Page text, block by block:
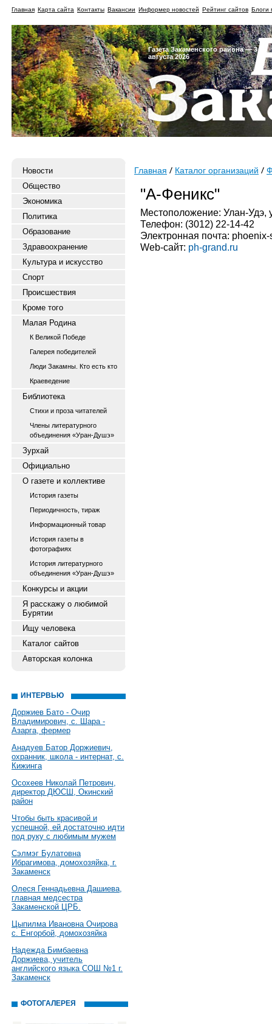
Главная Карта сайта Контакты Вакансии Информер новостей Рейтинг сайтов Блоги
Газета Закаменского района — 3
августа 2026
Новости
Общество
Экономика
Политика
Образование
Здравоохранение
Культура и искусство
Спорт
Происшествия
Кроме того
Малая Родина
К Великой Победе
Галерея победителей
Люди Закамны. Кто есть кто
Краеведение
Библиотека
Стихи и проза читателей
Члены литературного
объединения «Уран-Душэ»
Зурхай
Официально
О газете и коллективе
История газеты
Периодичность, тираж
Информационный товар
История газеты в
фотографиях
История литературного
объединения «Уран-Душэ»
Конкурсы и акции
Я расскажу о любимой
Бурятии
Ищу человека
Каталог сайтов
Авторская колонка
ИНТЕРВЬЮ
Доржиев Бато - Очир
Владимирович, с. Шара -
Азарга, фермер
Анадуев Батор Доржиевич,
охранник, школа - интернат, с.
Кижинга
Осохеев Николай Петрович,
директор ДЮСШ, Окинский
район
Чтобы быть красивой и
успешной, ей достаточно идти
под руку с любимым мужем
Сэлмэг Булатовна
Ибрагимова, домохозяйка, г.
Закаменск
Олеся Геннадьевна Дашиева,
главная медсестра
Закаменской ЦРБ.
Цыпилма Ивановна Очирова
с. Енгорбой, домохозяйка
Надежда Бимбаевна
Доржиева, учитель
английского языка СОШ №1 г.
Закаменск
ФОТОГАЛЕРЕЯ
Главная Каталог организаций
"А-Феникс"
Местоположение: Улан-Удэ,
Телефон: (3012) 22-14-42
Электронная почта:
Web-сайт: ph-grand.ru